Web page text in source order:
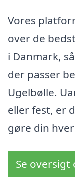
Vores
over de
i Danmark,
der passer
Ugelbølle.
eller fest, er
gøre din
Se oversigt